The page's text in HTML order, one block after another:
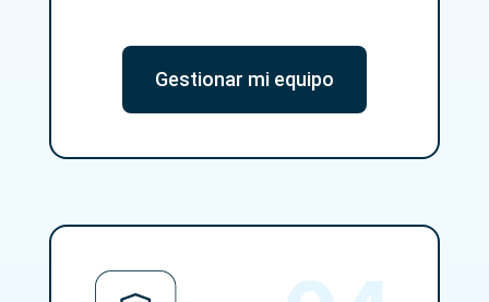
Gestionar mi equipo